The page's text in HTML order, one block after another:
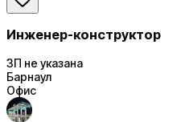
Инженер-конструктор
ЗП не указана
Барнаул
Офис